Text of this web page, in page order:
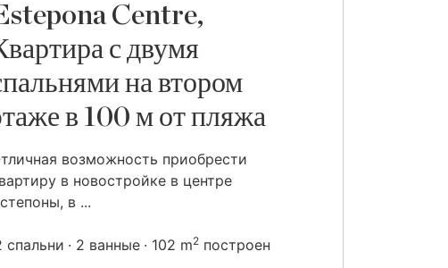
Centre,
с двумя
на втором
в 100 м от пляжа
возможность приобрести
в новостройке в центре
в ...
спальни 2 ванные 102 m2 построен